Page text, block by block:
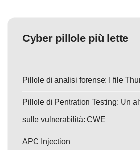
Cyber pillole più lette
Pillole di analisi forense: I file
Pillole di Pentration Testing: Un
sulle vulnerabilità: CWE
APC Injection